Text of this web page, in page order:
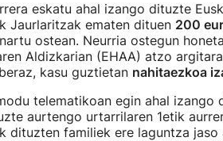
eskatu ahal izango dituzte
Jaurlaritzak ematen dituen 200
ostean. Neurria ostegun
Aldizkarian (EHAA) atzo
kasu guztietan nahitaezkoa
telematikoan egin ahal
aurtengo urtarrilaren 1etik
dituzten familiek ere laguntza jaso